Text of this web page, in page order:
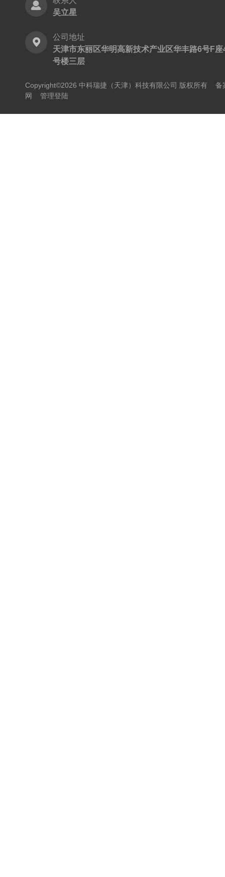
吴立星
公司地址
天津市东丽区华明高新技术产业区华丰路6号F座
号楼三层
Copyright©2026 中科瑞捷（天津）科技有限公司 版权所有 备
网
管理登陆